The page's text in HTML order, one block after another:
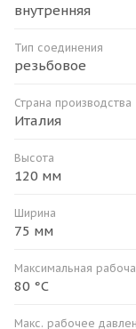
внутренняя
Тип соединения
резьбовое
Страна производства
Италия
Высота
120 мм
Ширина
75 мм
Максимальная
80 °C
Макс. рабочее